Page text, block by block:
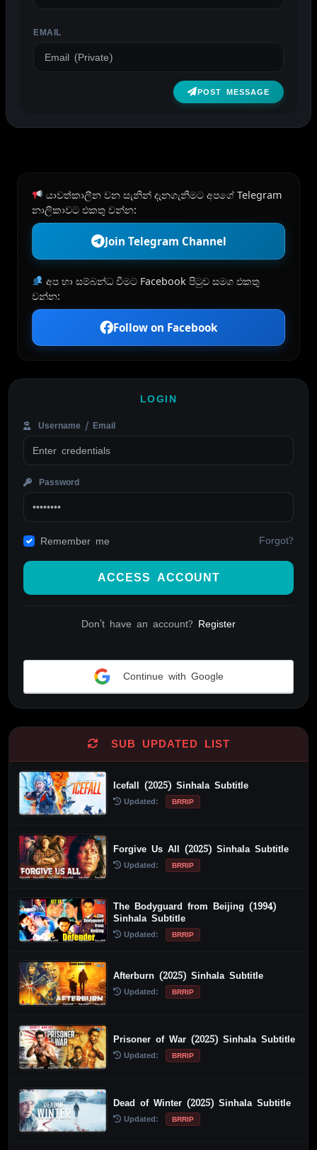
EMAIL
POST MESSAGE
යාවත්කාලීන වන සැනින් දැනගැනීමට අපගේ Telegram
නාලිකාවට එකතු වන්න:
Join Telegram Channel
අප හා සම්බන්ධ වීමට Facebook පිටුව සමග එකතු
වන්න:
Follow on Facebook
LOGIN
Username / Email
Password
Remember me Forgot?
ACCESS ACCOUNT
Don't have an account? Register
Continue with Google
SUB UPDATED LIST
Icefall (2025) Sinhala Subtitle
Updated: BRRIP
Forgive Us All (2025) Sinhala Subtitle
Updated: BRRIP
The Bodyguard from Beijing (1994)
Sinhala Subtitle
Updated: BRRIP
Afterburn (2025) Sinhala Subtitle
Updated: BRRIP
Prisoner of War (2025) Sinhala Subtitle
Updated: BRRIP
Dead of Winter (2025) Sinhala Subtitle
Updated: BRRIP